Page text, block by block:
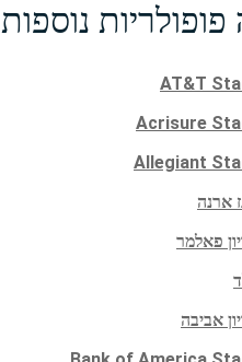
נוספות
ארנה
פאלמר
אביבה